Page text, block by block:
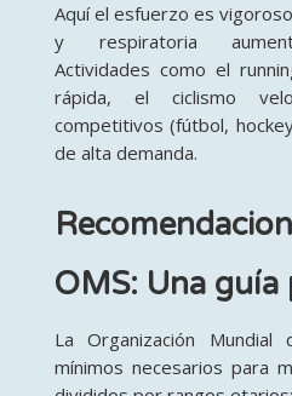
Aquí el esfuerzo es
y respiratoria
Actividades como el
rápida, el ciclismo
competitivos (fútbol,
de alta demanda.
OMS: Una guía
La Organización
mínimos necesarios para